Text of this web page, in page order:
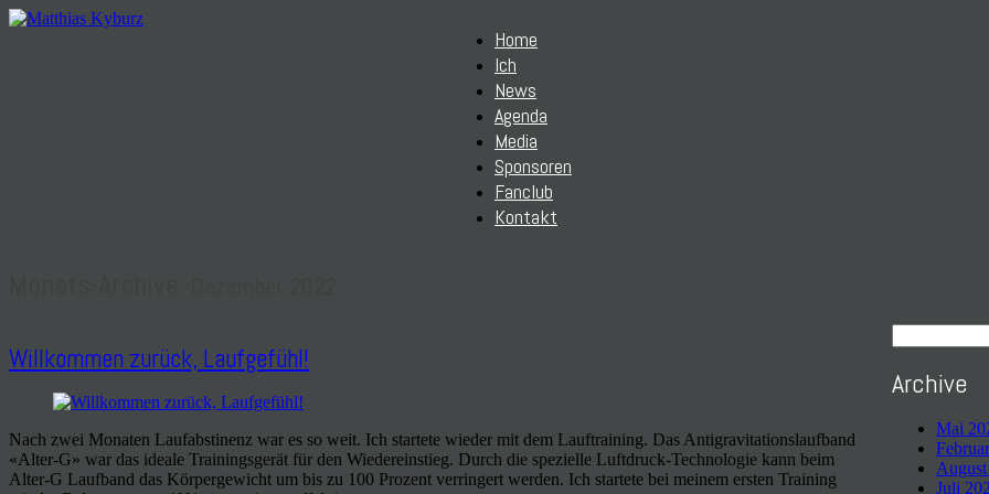
Home
Ich
News
Agenda
Media
Sponsoren
Fanclub
Kontakt
Willkommen zurück, Laufgefühl!
Nach zwei Monaten Laufabstinenz war es so weit. Ich startete wieder mit dem Lauftraining. Das Antigravitationslaufband
«Alter-G» war das ideale Trainingsgerät für den Wiedereinstieg. Durch die spezielle Luftdruck-Technologie kann beim
Alter-G Laufband das Körpergewicht um bis zu 100 Prozent verringert werden. Ich startete bei meinem ersten Training
Archive
Mai
Juli